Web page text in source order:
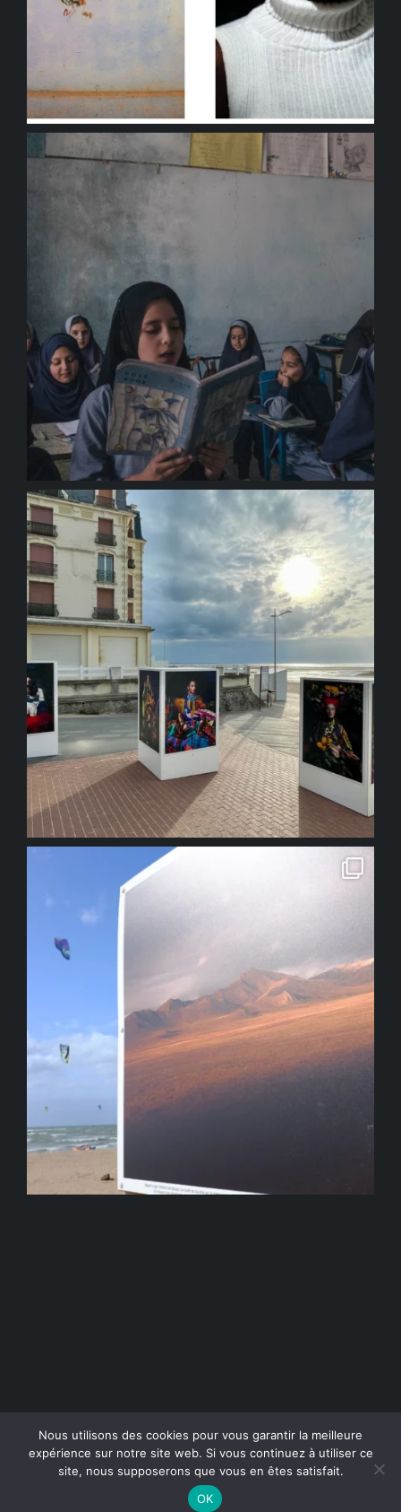
© Copyright 2018-2022 - Les femmes s'exposent |Mentions
légales|Données personnelles & Cookies
FacebookInstagram
X
Nous utilisons des cookies pour vous garantir la meilleure
expérience sur notre site web. Si vous continuez à utiliser ce
site, nous supposerons que vous en êtes satisfait.
OK